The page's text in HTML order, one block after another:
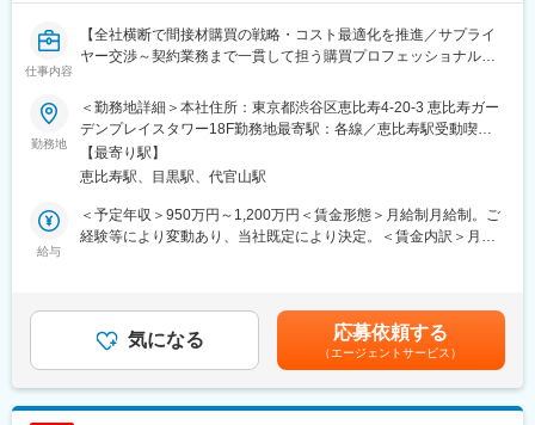
仕事内容
【全社横断で間接材購買の戦略・コスト最適化を推進／サプライ
ヤー交渉～契約業務まで一貫して担う購買プロフェッショナルポ
■業務概要
当社の間接購買マネージャーとして、全社の調達戦略に基づき、
サプライヤーとの価格・供給条件交渉、契約締結、購買プロセス
最適化などを担い、コスト最適化と購買ガバナンス強化をリード
していただきます。購買実務対応と社内外関係者との連携を通じ
て、ビジネスへの影響度が高い役割を発揮できるポジションで
・サプライヤーとの価格交渉、支払・供給条件の最適化及び契約
締結（関係部門・法務と連携し商業条件・供給条件を策定・合意
勤務地
＜勤務地詳細＞本社住所：東京都渋谷区恵比寿4-20-3 恵比寿ガー
デンプレイスタワー18F勤務地最寄駅：各線／恵比寿駅受動喫煙
対策：屋内全面禁煙変更の範囲：会社の定める事業所（リモート
ワーク含む）
【最寄り駅】
恵比寿駅、目黒駅、代官山駅
給与
＜予定年収＞950万円～1,200万円＜賃金形態＞月給制月給制。ご
経験等により変動あり、当社既定により決定。＜賃金内訳＞月額
回。賃金はあくまでも目安の金額であり、選考を通じて上下する
可能性があります。月給(月額)は固定手当を含めた表記です。
気になる 応募依頼する
（エージェントサービス）